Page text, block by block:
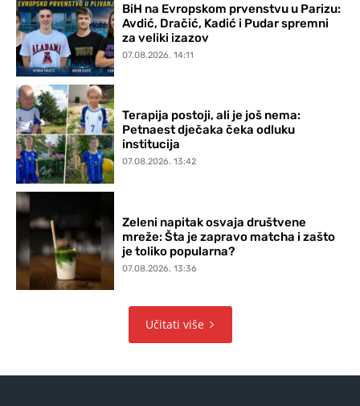
BiH na Evropskom prvenstvu u Parizu:
Avdić, Dračić, Kadić i Pudar spremni
za veliki izazov
07.08.2026. 14:11
Terapija postoji, ali je još nema:
Petnaest dječaka čeka odluku
institucija
07.08.2026. 13:42
Zeleni napitak osvaja društvene
mreže: Šta je zapravo matcha i zašto
je toliko popularna?
07.08.2026. 13:36
Učitati više